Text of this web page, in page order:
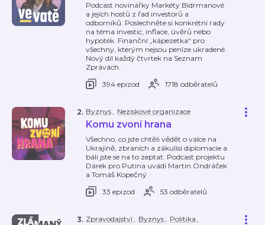
Podcast novinářky Markéty Bidrmanové
a jejích hostů z řad investorů a
odborníků. Poslechněte si konkrétní rady
na téma investic, inflace, úvěrů nebo
hypoték. Finanční „kápezetka“ pro
všechny, kterým nejsou peníze ukradené.
Nový díl každý čtvrtek na Seznam
Zprávách.
394 epizod
1718 odběratelů
Byznys, Neziskové organizace
Komu zvoní hrana
Všechno, co jste chtěli vědět o válce na
Ukrajině, zbraních a zákulisí diplomacie a
báli jste se na to zeptat. Podcast projektu
Dárek pro Putina uvádí Martin Ondráček
a Tomáš Kopečný
33 epizod
53 odběratelů
2.
Zpravodajství, Byznys, Politika ,
3.